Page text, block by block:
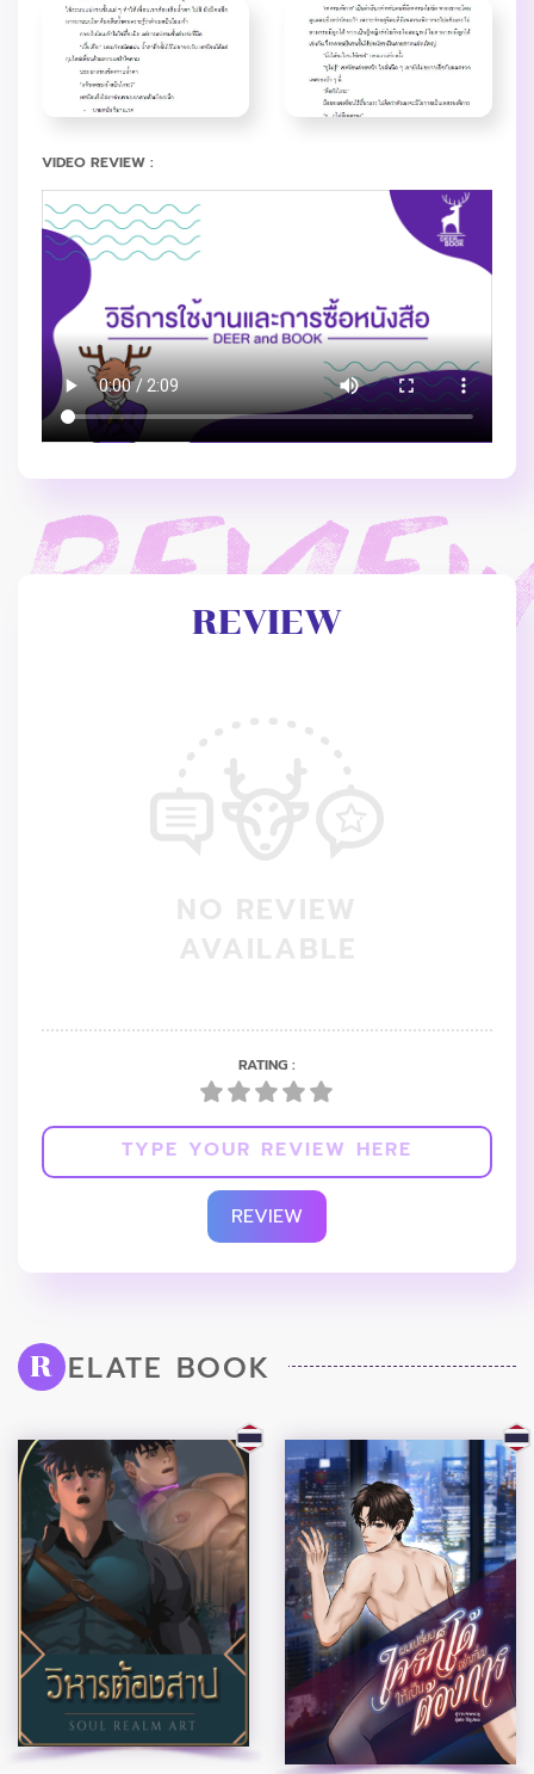
VIDEO REVIEW :
REVIEW
RATING :
REVIEW
R ELATE BOOK